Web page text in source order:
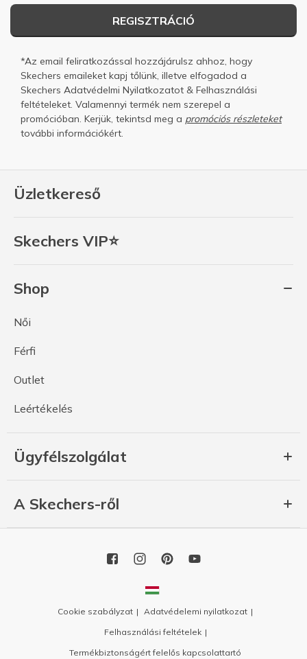
Üzletkereső
Skechers VIP⭐
Shop
Női
Férfi
Outlet
Leértékelés
Ügyfélszolgálat
A Skechers-ről
REGISZTRÁCIÓ
*Az email feliratkozással hozzájárulsz ahhoz, hogy
Skechers emaileket kapj tőlünk, illetve elfogadod a
Skechers Adatvédelmi Nyilatkozatot & Felhasználási
feltételeket. Valamennyi termék nem szerepel a
promócióban. Kerjük, tekintsd meg a promóciós részleteket
további információkért.
Cookie szabályzat
Adatvédelemi nyilatkozat
Felhasználási feltételek
Termékbiztonságért felelős kapcsolattartó